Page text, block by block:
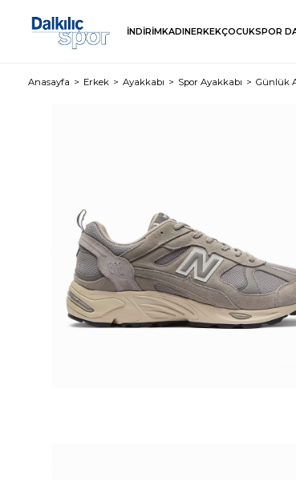
İNDİRİMKADINERKEKÇOCUKSPOR
Anasayfa Erkek Ayakkabı Spor Ayakkabı Günlük